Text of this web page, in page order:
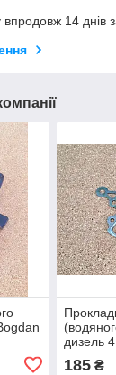
14 днів
дизель
185₴